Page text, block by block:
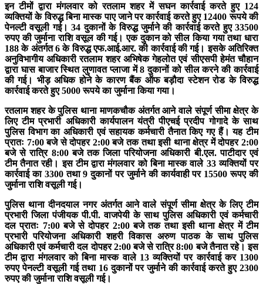
इन टीमों द्वारा मंगलवार को रतलाम शहर में सघन कार्रवाई करते हुए 124
व्यक्तियों के विरुद्ध बिना मास्क पाए जाने पर कार्रवाई करते हुए 12400 रूपये की
पेनल्टी वसूली गई। 34 दुकानों के विरुद्ध जुर्माने की कार्रवाई करते हुए 33500
रुपए की जुर्माना राशि वसूल की गई। एक दुकान को सील किया गया तथा धारा
188 के अंतर्गत 6 के विरुद्ध एफ.आई.आर. की कार्रवाई की गई। इसके अतिरिक्त
अनुविभागीय अधिकारी रतलाम शहर अभिषेक गेहलोत एवं सीएसपी हेमंत चौहान
द्वारा घास बाजार स्थित लुणावत प्लाजा में 8 दुकानों को सील करने की कार्रवाई
की गई। भीड़ अधिक होने के कारण बैंक ऑफ बड़ौदा स्टेशन रोड के विरुद्ध
कार्रवाई करते हुए 5000 रूपये का जुर्माना किया गया।
रतलाम शहर के पुलिस थाना माणकचौक अंतर्गत आने वाले संपूर्ण सीमा क्षेत्र के
लिए टीम प्रभारी अधिकारी कार्यपालन यंत्री पीएचई प्रदीप गोगादे के साथ
पुलिस विभाग का अधिकारी एवं सहायक कर्मचारी तैनात किए गए हैं। यह टीम
प्रातः 7:00 बजे से दोपहर 2:00 बजे तक तथा इसी थाना क्षेत्र में दोपहर 2:00
बजे से रात्रि 8:00 बजे तक जिला परियोजना अधिकारी बी.एल. पाटीदार एवं
टीम तैनात रही। इस टीम द्वारा मंगलवार को बिना मास्क वाले 33 व्यक्तियों पर
कार्रवाई का 3300 तथा 9 दुकानों पर जुर्माने की कार्यवाही पर 15500 रूपए की
जुर्माना राशि वसूली गई।
पुलिस थाना दीनदयाल नगर अंतर्गत आने वाले संपूर्ण सीमा क्षेत्र के लिए टीम
प्रभारी जिला पंजीयक पी.पी. वाजपेयी के साथ पुलिस अधिकारी एवं कर्मचारी
दल प्रातः 7:00 बजे से दोपहर 2:00 बजे तक तथा इसी थाना क्षेत्र में टीम
प्रभारी परियोजना अधिकारी शहरी विकास अरुण पाठक के साथ पुलिस
अधिकारी एवं कर्मचारी दल दोपहर 2:00 बजे से रात्रि 8:00 बजे तैनात रहे। इस
टीम द्वारा मंगलवार को बिना मास्क वाले 13 व्यक्तियों पर कार्रवाई कर 1300
रुपए पेनल्टी वसूली गई तथा 16 दुकानों पर जुर्माने की कार्रवाई करते हुए 2300
रुपए की जुर्माना राशि वसूली गई।